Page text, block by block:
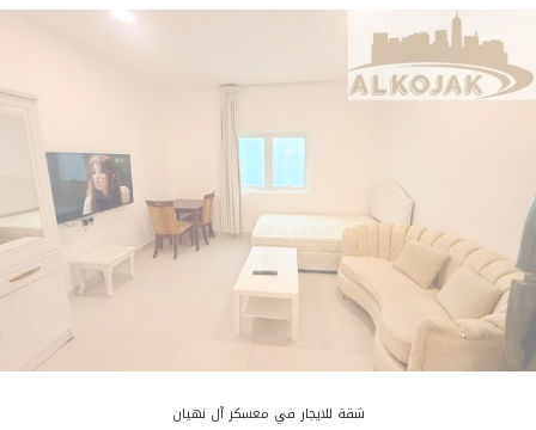
شقة للايجار في معسكر آل نهيان